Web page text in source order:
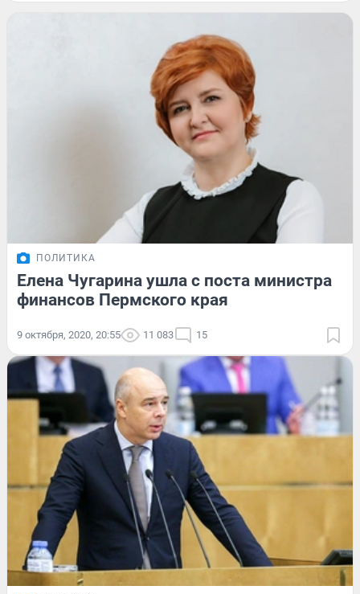
ПОЛИТИКА
Елена Чугарина ушла с поста министра
финансов Пермского края
9 октября, 2020, 20:55 11 083 15